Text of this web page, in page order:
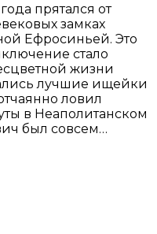
прятался от
замках
Ефросиньей. Это
стало
жизни
лучшие ищейки
ловил
в Неаполитанском
был совсем…